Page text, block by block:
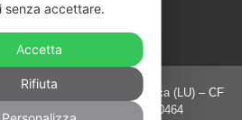
Luporini 703 55100 – Lucca (LU) – CF
imprese di Lucca: 01655880464
senza accettare.
Accetta
Rifiuta